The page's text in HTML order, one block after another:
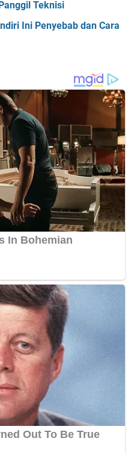
Teknisi
Ini Penyebab dan Cara